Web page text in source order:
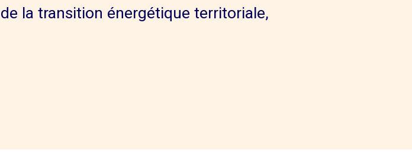
la transition énergétique territoriale,